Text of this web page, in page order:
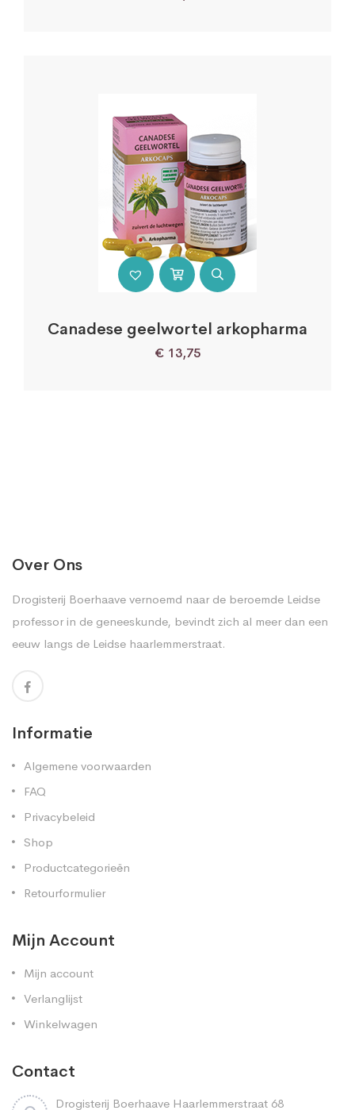
Canadese geelwortel arkopharma
€ 13,75
Over Ons
Drogisterij Boerhaave vernoemd naar de beroemde Leidse
professor in de geneeskunde, bevindt zich al meer dan een
eeuw langs de Leidse haarlemmerstraat.
Informatie
Algemene voorwaarden
FAQ
Privacybeleid
Shop
Productcategorieën
Retourformulier
Mijn Account
Mijn account
Verlanglijst
Winkelwagen
Contact
Drogisterij Boerhaave Haarlemmerstraat 68